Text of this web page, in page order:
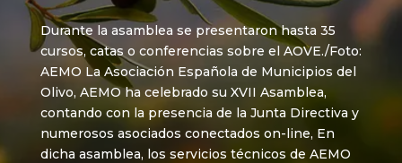
Durante la asamblea se presentaron hasta 35
cursos, catas o conferencias sobre el AOVE./Foto:
AEMO La Asociación Española de Municipios del
Olivo, AEMO ha celebrado su XVII Asamblea,
contando con la presencia de la Junta Directiva y
numerosos asociados conectados on-line, En
dicha asamblea, los servicios técnicos de AEMO